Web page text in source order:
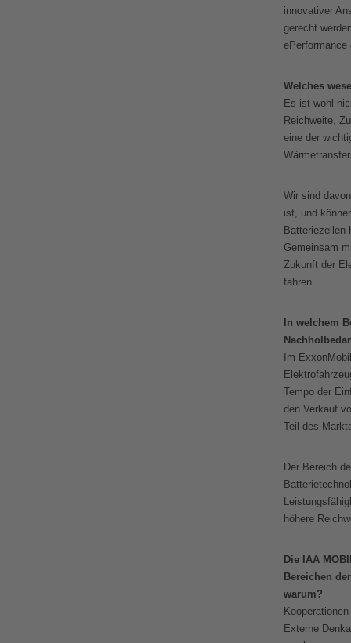
innovativer
gerecht
ePerformance
Welches
Es ist wohl
Reichweite,
eine der
Wir sind
ist, und
Batteriezellen
Gemeinsam
Zukunft der
fahren.
In welchem
Im
Tempo der
den Verkauf
Teil des
Der Bereich
höhere
Die IAA
Bereichen
warum?
Externe